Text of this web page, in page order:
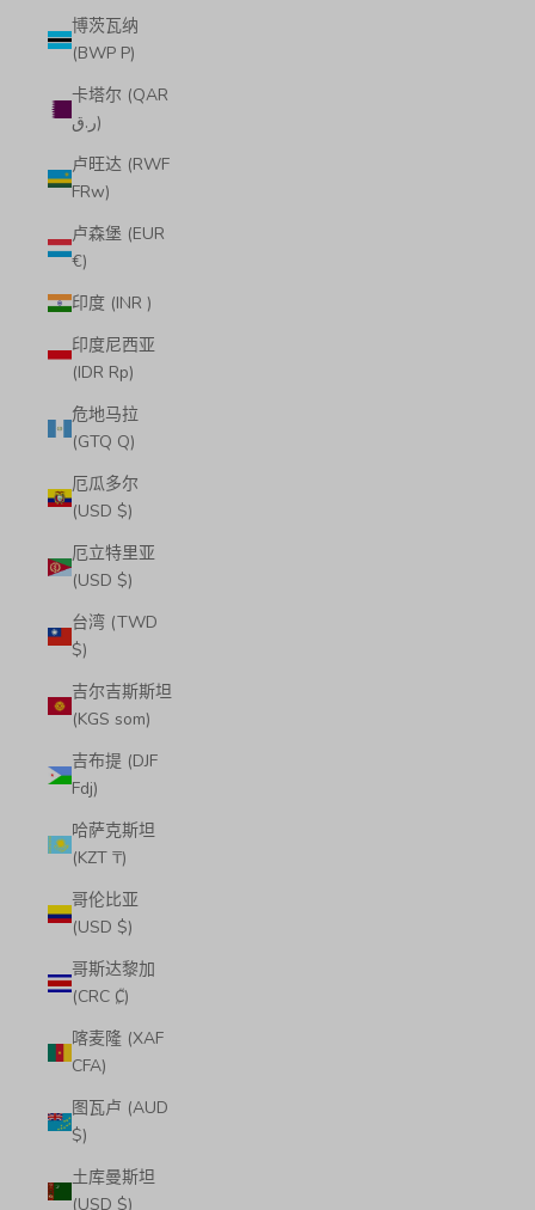
博茨瓦纳
(BWP P)
卡塔尔 (QAR
ر.ق)
卢旺达 (RWF
FRw)
卢森堡 (EUR
€)
印度 (INR ₹)
印度尼西亚
(IDR Rp)
危地马拉
(GTQ Q)
厄瓜多尔
(USD $)
厄立特里亚
(USD $)
台湾 (TWD
$)
吉尔吉斯斯坦
(KGS som)
吉布提 (DJF
Fdj)
哈萨克斯坦
(KZT ₸)
哥伦比亚
(USD $)
哥斯达黎加
(CRC ₡)
喀麦隆 (XAF
CFA)
图瓦卢 (AUD
$)
土库曼斯坦
(USD $)